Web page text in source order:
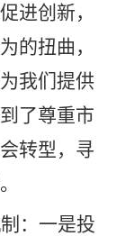
进创新，
的扭曲，
我们提供
了尊重市
转型，寻
：一是投